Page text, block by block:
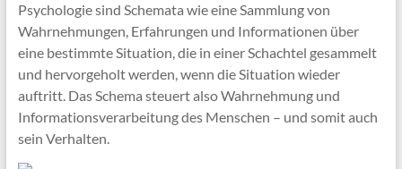
Psychologie sind Schemata wie eine Sammlung von
Wahrnehmungen, Erfahrungen und Informationen über
eine bestimmte Situation, die in einer Schachtel gesammelt
und hervorgeholt werden, wenn die Situation wieder
auftritt. Das Schema steuert also Wahrnehmung und
Informationsverarbeitung des Menschen – und somit auch
sein Verhalten.